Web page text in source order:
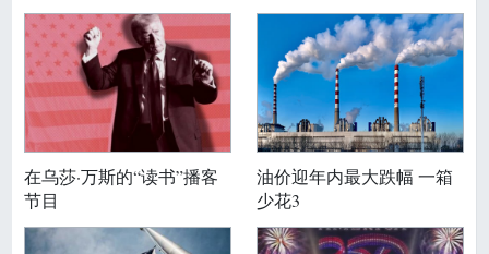
在乌莎·万斯的“读书”播客
节目
油价迎年内最大跌幅 一箱
少花3